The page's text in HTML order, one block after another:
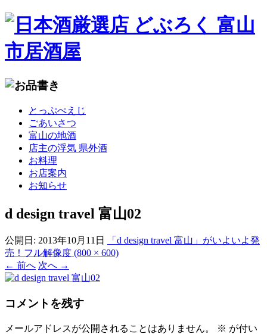
とっぷぺえじ
ごあいさつ
富山の地酒
店主の浮気 県外酒
お料理
お店案内
お知らせ
d design travel 富山02
公開日: 2013年10月11日
「d design travel 富山」がいよいよ発
売！ フル解像度 (800 × 600)
← 前へ 次へ →
コメントを残す
メールアドレスが公開されることはありません。 ※ が付い